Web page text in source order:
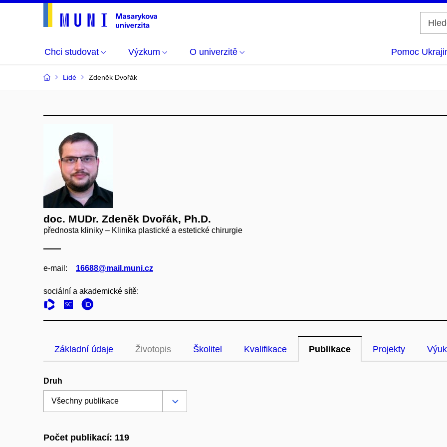
Chci studovat Výzkum O univerzitě Pomoc
Lidé Zdeněk Dvořák
doc. MUDr. Zdeněk Dvořák, Ph.D.
přednosta kliniky – Klinika plastické a estetické chirurgie
e‑mail: 16688@mail.muni.cz
sociální a akademické sítě:
Základní údaje Životopis Školitel Kvalifikace Publikace Projekty
Druh
Počet publikací: 119